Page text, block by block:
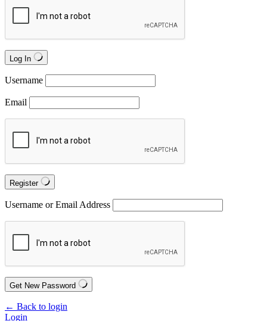
Log In
Username
Email
Register
Username or Email Address
Get New Password
← Back to login
Login